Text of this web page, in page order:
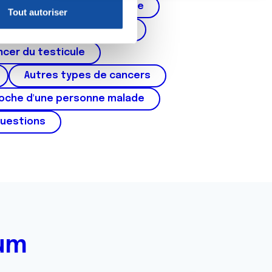
informations que
Tout autoriser
Cancer de la prostate
de l'utérus, ovaires)
du testicule
Autres types de cancers
d'une personne malade